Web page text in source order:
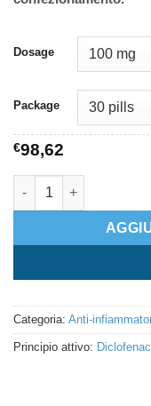
Dosage
Package
€98,62
Diclofenac SR quantità
Categoria: Anti-
Principio attivo: Diclofenac